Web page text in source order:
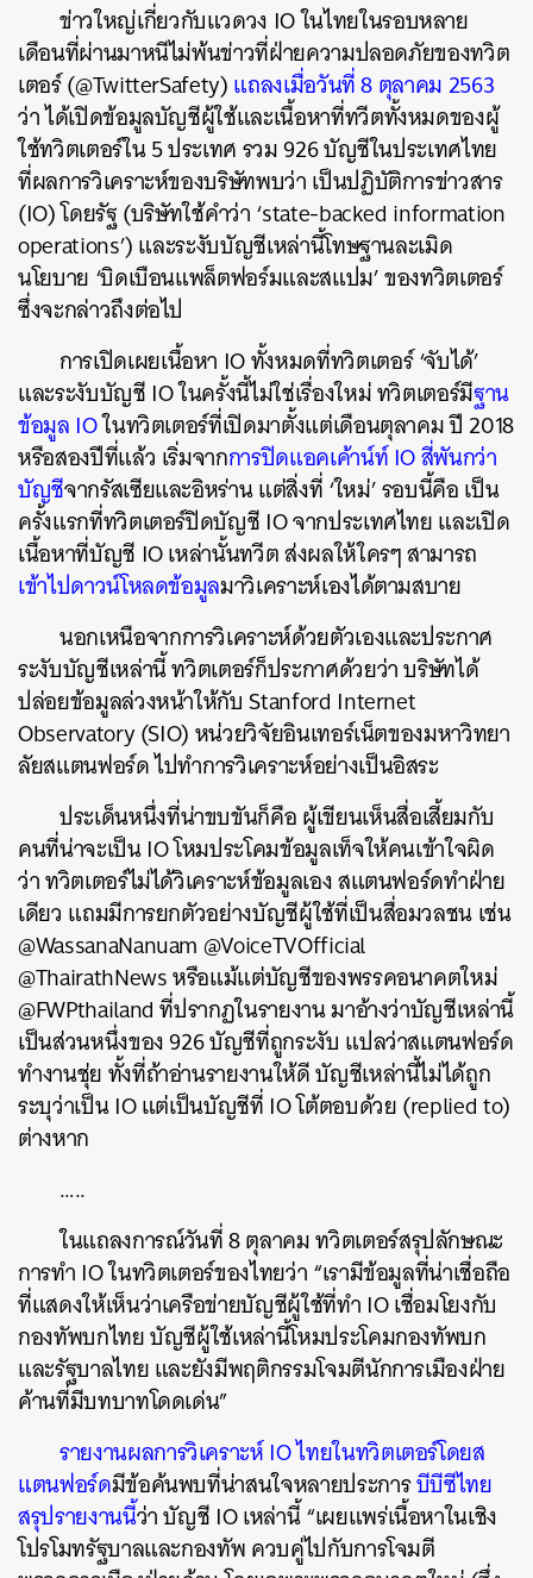
ข่าวใหญ่เกี่ยวกับแวดวง IOในไทยในรอบหลาย
เดือนที่ผ่านมาหนีไม่พ้นข่าวที่ฝ่ายความปลอดภัยของทวิต
เตอร์(@TwitterSafety)แถลงเมื่อวันที่8ตุลาคม 2563
ว่าได้เปิดข้อมูลบัญชีผู้ใช้และเนื้อหาที่ทวีตทั้งหมดของผู้
ใช้ทวิตเตอร์ใน5ประเทศรวม926บัญชีในประเทศไทย
ที่ผลการวิเคราะห์ของบริษัทพบว่าเป็นปฏิบัติการข่าวสาร
(IO)โดยรัฐ(บริษัทใช้คำว่า‘state-backed information
operations’)และระงับบัญชีเหล่านี้โทษฐานละเมิด
นโยบาย ‘บิดเบือนแพล็ตฟอร์มและสแปม’ของทวิตเตอร์
ซึ่งจะกล่าวถึงต่อไป
การเปิดเผยเนื้อหา IOทั้งหมดที่ทวิตเตอร์‘จับได้’
และระงับบัญชี IOในครั้งนี้ไม่ใช่เรื่องใหม่ทวิตเตอร์มีฐาน
ข้อมูล IOในทวิตเตอร์ที่เปิดมาตั้งแต่เดือนตุลาคมปี 2018
หรือสองปีที่แล้ว เริ่มจากการปิดแอคเค้าน์ท์IOสี่พันกว่า
บัญชีจากรัสเซียและอิหร่านแต่สิ่งที่‘ใหม่’รอบนี้คือเป็น
ครั้งแรกที่ทวิตเตอร์ปิดบัญชี IOจากประเทศไทยและเปิด
เนื้อหาที่บัญชี IOเหล่านั้นทวีตส่งผลให้ใครๆสามารถ
เข้าไปดาวน์โหลดข้อมูลมาวิเคราะห์เองได้ตามสบาย
นอกเหนือจากการวิเคราะห์ด้วยตัวเองและประกาศ
ระงับบัญชีเหล่านี้ทวิตเตอร์ก็ประกาศด้วยว่าบริษัทได้
ปล่อยข้อมูลล่วงหน้าให้กับStanford Internet
Observatory (SIO)หน่วยวิจัยอินเทอร์เน็ตของมหาวิทยา
ลัยสแตนฟอร์ดไปทำการวิเคราะห์อย่างเป็นอิสระ
ประเด็นหนึ่งที่น่าขบขันก็คือผู้เขียนเห็นสื่อเสี้ยมกับ
คนที่น่าจะเป็นIOโหมประโคมข้อมูลเท็จให้คนเข้าใจผิด
ว่าทวิตเตอร์ไม่ได้วิเคราะห์ข้อมูลเองสแตนฟอร์ดทำฝ่าย
เดียว แถมมีการยกตัวอย่างบัญชีผู้ใช้ที่เป็นสื่อมวลชนเช่น
@WassanaNanuam @VoiceTVOfficial
@ThairathNewsหรือแม้แต่บัญชีของพรรคอนาคตใหม่
@FWPthailandที่ปรากฏในรายงานมาอ้างว่าบัญชีเหล่านี้
เป็นส่วนหนึ่งของ926บัญชีที่ถูกระงับ แปลว่าสแตนฟอร์ด
ทำงานชุ่ยทั้งที่ถ้าอ่านรายงานให้ดีบัญชีเหล่านี้ไม่ได้ถูก
ระบุว่าเป็นIOแต่เป็นบัญชีที่ IOโต้ตอบด้วย(replied to)
ต่างหาก
…..
ในแถลงการณ์วันที่8ตุลาคมทวิตเตอร์สรุปลักษณะ
การทำ IOในทวิตเตอร์ของไทยว่า“เรามีข้อมูลที่น่าเชื่อถือ
ที่แสดงให้เห็นว่าเครือข่ายบัญชีผู้ใช้ที่ทำ IOเชื่อมโยงกับ
กองทัพบกไทยบัญชีผู้ใช้เหล่านี้โหมประโคมกองทัพบก
และรัฐบาลไทยและยังมีพฤติกรรมโจมตีนักการเมืองฝ่าย
ค้านที่มีบทบาทโดดเด่น”
รายงานผลการวิเคราะห์IOไทยในทวิตเตอร์โดยส
แตนฟอร์ดมีข้อค้นพบที่น่าสนใจหลายประการบีบีซีไทย
สรุปรายงานนี้ว่าบัญชี IOเหล่านี้“เผยแพร่เนื้อหาในเชิง
โปรโมทรัฐบาลและกองทัพควบคู่ไปกับการโจมตี